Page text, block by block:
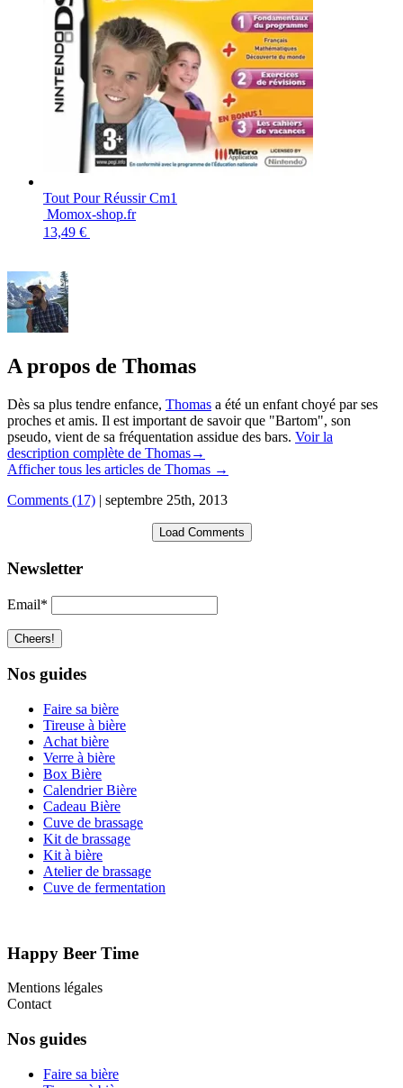
Tout Pour Réussir Cm1
13,49 €
A propos de Thomas
Dès sa plus tendre enfance, Thomas a été un enfant choyé par ses
proches et amis. Il est important de savoir que "Bartom", son
pseudo, vient de sa fréquentation assidue des bars. Voir la
description complète de Thomas→
Afficher tous les articles de Thomas →
Comments (17) | septembre 25th, 2013
Load Comments
Newsletter
Email*
Nos guides
Faire sa bière
Tireuse à bière
Achat bière
Verre à bière
Box Bière
Calendrier Bière
Cadeau Bière
Cuve de brassage
Kit de brassage
Kit à bière
Atelier de brassage
Cuve de fermentation
Happy Beer Time
Mentions légales
Contact
Nos guides
Faire sa bière